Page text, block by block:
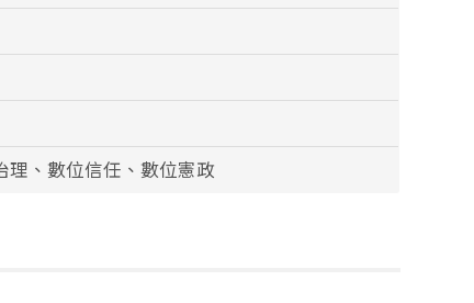
理、數位信任、數位憲政